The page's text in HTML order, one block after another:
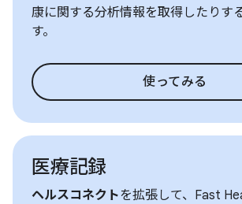
康に関する分析情報を取得したりす
す。
使ってみる
医療記録
ヘルスコネクトを拡張して、Fast